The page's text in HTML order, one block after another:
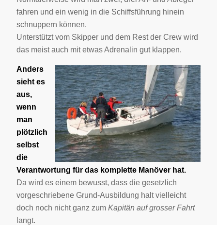
fahren und ein wenig in die Schiffsführung hinein
schnuppern können.
Unterstützt vom Skipper und dem Rest der Crew wird
das meist auch mit etwas Adrenalin gut klappen.
Anders
sieht es
aus,
wenn
man
plötzlich
selbst
die
Verantwortung für das komplette Manöver hat.
Da wird es einem bewusst, dass die gesetzlich
vorgeschriebene Grund-Ausbildung halt vielleicht
doch noch nicht ganz zum Kapitän auf grosser Fahrt
langt.